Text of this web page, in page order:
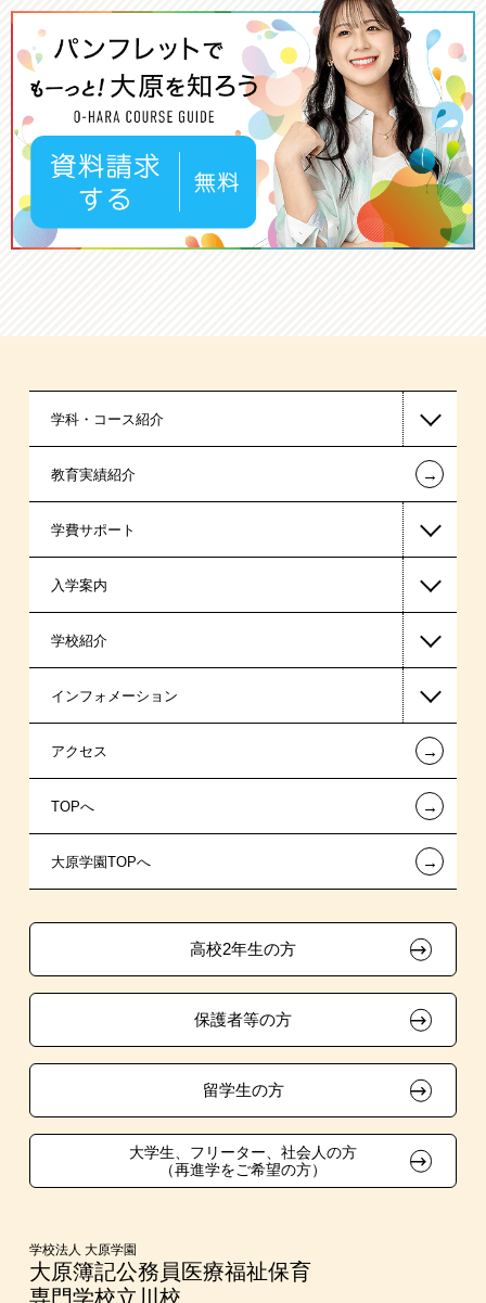
学科・コース紹介
国家公務員・地方公務員系
警察官・消防官系
税理士系
ビジネス系
医療事務系
保育士・幼稚園教諭系
介護福祉系
東京経営大学 学士取得コース
教育実績紹介 ←
学費サポート
高等教育の修学支援新制度
日本学生支援機構の奨学金
国の教育ローン
提携教育ローン
新聞奨学生
保育士修学資金貸付制度
試験による特待生制度
資格・クラブ活動による特待生制度
入学案内
一般入学
AO入学
指定校推薦入学
指定校自己推薦入学
特別推薦入学
生徒会活動推薦入学
在校生・卒業生紹介推薦入学
大学生・短期大学生特別入学
学費
東京経営大学への3年次編入学
学校紹介
在校生からあなたへ
夢を叶えた先輩たち
施設・研修所
学生寮・マンションのご案内
大原学園グループ案内
インフォメーション
お知らせ・新着情報
在校生へのお知らせ
各種証明書の発行ご希望の方
採用ご担当の方
アクセス ←
TOPへ ←
大原学園TOPへ ←
高校2年生の方
保護者等の方
留学生の方
大学生、フリーター、社会人の方
（再進学をご希望の方）
学校法人 大原学園
大原簿記公務員医療福祉保育
専門学校立川校